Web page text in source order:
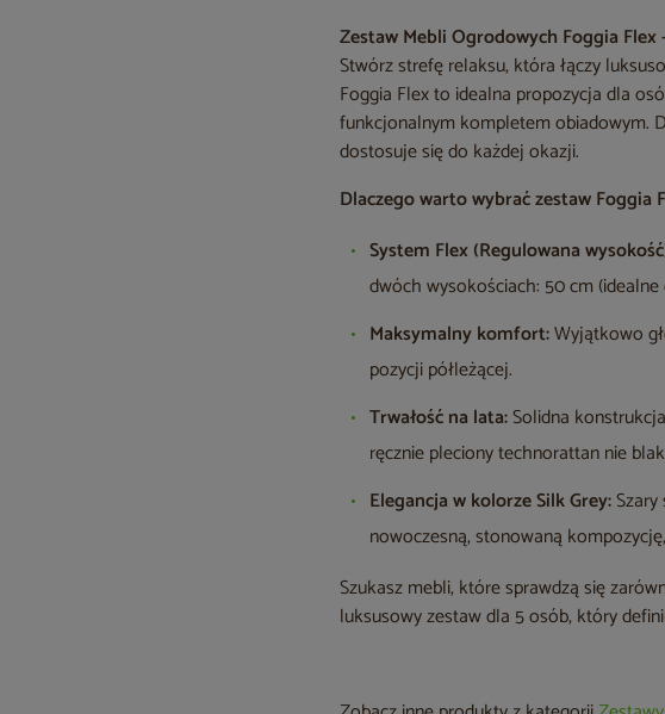
Zestaw Mebli Ogrodowych Foggia Flex
Stwórz strefę relaksu, która łączy
Foggia Flex to idealna propozycja dla
funkcjonalnym kompletem obiadowym.
dostosuje się do każdej okazji.
Dlaczego warto wybrać zestaw Foggia
System Flex (Regulowana
dwóch wysokościach: 50 cm
Maksymalny komfort:Wyjątkowo
pozycji półleżącej.
Trwałość na lata:Solidna
ręcznie pleciony technorattan nie
Elegancja w kolorze Silk Grey:
nowoczesną, stonowaną
Szukasz mebli, które sprawdzą się
luksusowy zestaw dla 5 osób, który